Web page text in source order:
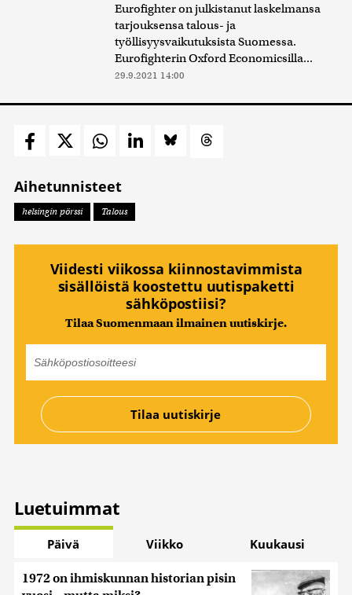
Eurofighter on julkistanut laskelmansa
tarjouksensa talous- ja
työllisyysvaikutuksista Suomessa.
Eurofighterin Oxford Economicsilla...
29.9.2021 14:00
Aihetunnisteet
helsingin pörssi Talous
Viidesti viikossa kiinnostavimmista
sisällöistä koostettu uutispaketti
sähköpostiisi?
Tilaa Suomenmaan ilmainen uutiskirje.
Luetuimmat
Päivä Viikko Kuukausi
1972 on ihmiskunnan historian pisin